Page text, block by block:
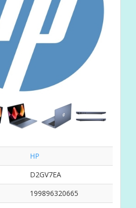
HP
D2GV7EA
199896320665